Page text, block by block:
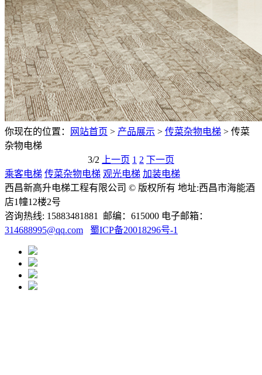
你现在的位置： 网站首页 > 产品展示 > 传菜杂物电梯 > 传菜
杂物电梯
3/2
上一页 1 2 下一页
乘客电梯 传菜杂物电梯 观光电梯 加装电梯
西昌新高升电梯工程有限公司 © 版权所有 地址:西昌市海能酒
店1幢12楼2号
咨询热线: 15883481881 邮编：615000 电子邮箱：
314688995@qq.com
蜀ICP备20018296号-1